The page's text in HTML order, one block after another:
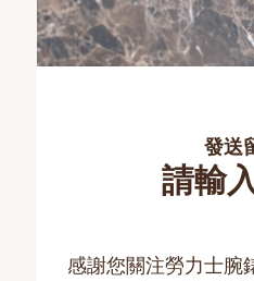
發送
請輸
感謝您關注勞力士腕